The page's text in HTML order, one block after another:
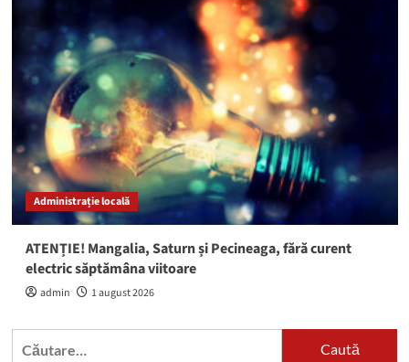
Administrație locală
ATENȚIE! Mangalia, Saturn și Pecineaga, fără curent
electric săptămâna viitoare
admin 1 august 2026